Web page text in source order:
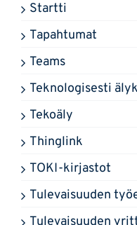
Startti
Tapahtumat
Teams
Teknologisesti
Tekoäly
Thinglink
TOKI-kirjastot
Tulevaisuuden